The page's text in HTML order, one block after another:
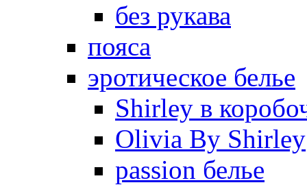
без рукава
пояса
эротическое белье
Shirley в
Olivia By Shirley
passion белье